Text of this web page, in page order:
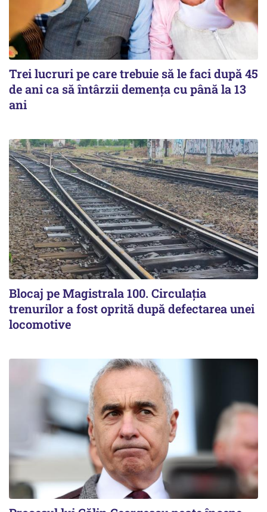
Trei lucruri pe care trebuie să le faci după 45
de ani ca să întârzii demența cu până la 13
ani
Blocaj pe Magistrala 100. Circulația
trenurilor a fost oprită după defectarea unei
locomotive